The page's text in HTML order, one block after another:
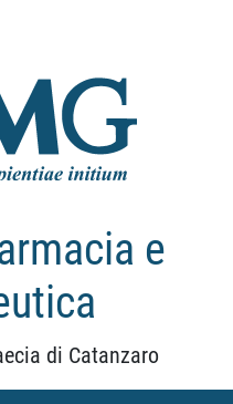
e
di Catanzaro